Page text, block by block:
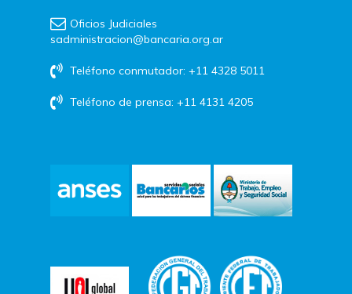
Oficios Judiciales
sadministracion@bancaria.org.ar
Teléfono conmutador: +11 4328 5011
Teléfono de prensa: +11 4131 4205